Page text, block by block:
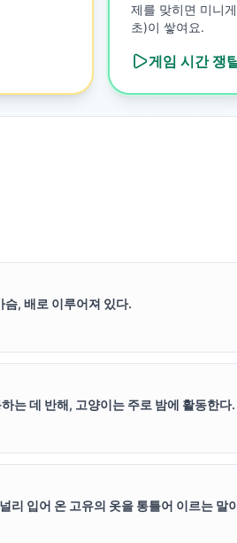
제를 맞히면 미니
초)이 쌓여요.
게임 시간 쟁
슴, 배로 이루어져 있다.
는 데 반해, 고양이는 주로 밤에 활동한다.
리 입어 온 고유의 옷을 통틀어 이르는 말